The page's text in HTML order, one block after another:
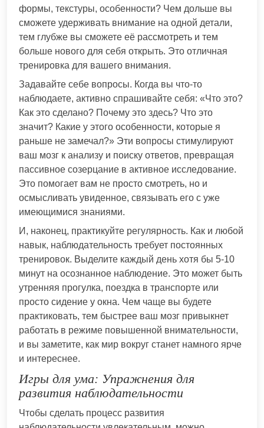
формы, текстуры, особенности? Чем дольше вы
сможете удерживать внимание на одной детали,
тем глубже вы сможете её рассмотреть и тем
больше нового для себя открыть. Это отличная
тренировка для вашего внимания.
Задавайте себе вопросы. Когда вы что-то
наблюдаете, активно спрашивайте себя: «Что это?
Как это сделано? Почему это здесь? Что это
значит? Какие у этого особенности, которые я
раньше не замечал?» Эти вопросы стимулируют
ваш мозг к анализу и поиску ответов, превращая
пассивное созерцание в активное исследование.
Это помогает вам не просто смотреть, но и
осмысливать увиденное, связывать его с уже
имеющимися знаниями.
И, наконец, практикуйте регулярность. Как и любой
навык, наблюдательность требует постоянных
тренировок. Выделите каждый день хотя бы 5-10
минут на осознанное наблюдение. Это может быть
утренняя прогулка, поездка в транспорте или
просто сидение у окна. Чем чаще вы будете
практиковать, тем быстрее ваш мозг привыкнет
работать в режиме повышенной внимательности,
и вы заметите, как мир вокруг станет намного ярче
и интереснее.
Игры для ума: Упражнения для
развития наблюдательности
Чтобы сделать процесс развития